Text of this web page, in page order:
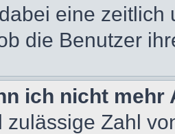
eine
die Benutzer
ich nicht
zulässige Zahl